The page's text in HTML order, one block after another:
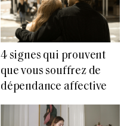
4 signes qui prouvent
que vous souffrez de
dépendance affective